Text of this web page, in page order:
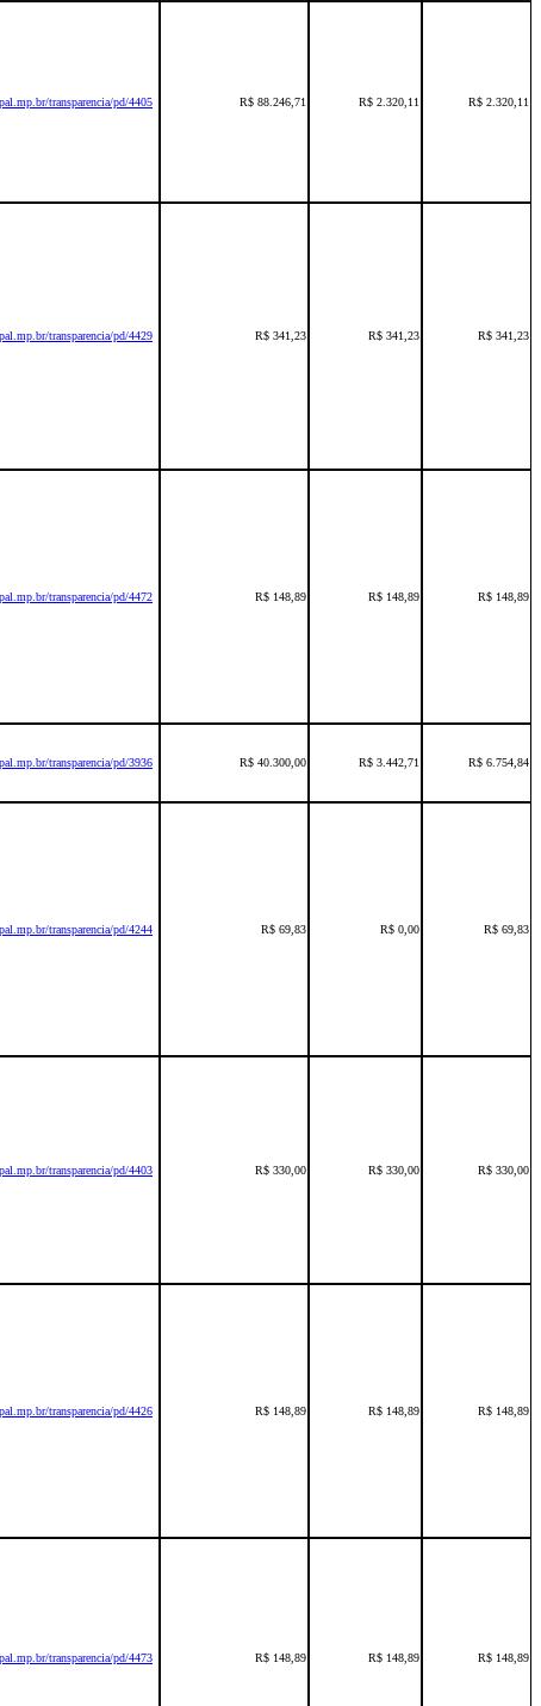
transparencia/pd/4405 R$ 88.246,71 R$ 2.320,11 R$ 2.320,11
transparencia/pd/4429 R$ 341,23 R$ 341,23 R$ 341,23
transparencia/pd/4472 R$ 148,89 R$ 148,89 R$ 148,89
transparencia/pd/3936 R$ 40.300,00 R$ 3.442,71 R$ 6.754,84
transparencia/pd/4244 R$ 69,83 R$ 0,00 R$ 69,83
transparencia/pd/4403 R$ 330,00 R$ 330,00 R$ 330,00
transparencia/pd/4426 R$ 148,89 R$ 148,89 R$ 148,89
transparencia/pd/4473 R$ 148,89 R$ 148,89 R$ 148,89